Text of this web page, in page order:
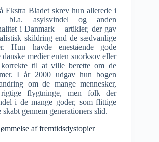
Ekstra Bladet skrev hun allerede i
bl.a. asylsvindel og anden
i Danmark – artikler, der gav
skildring end de sædvanlige
Hun havde enestående gode
medier enten snorksov eller
til at ville berette om de
I år 2000 udgav hun bogen
om de mange mennesker,
flygtninge, men folk der
i de mange goder, som flittige
gennem generationers slid.
af fremtidsdystopier